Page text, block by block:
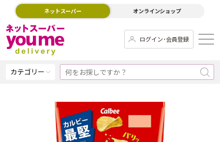
ネットスーパー オンラインショップ
ログイン･会員登録
カテゴリー